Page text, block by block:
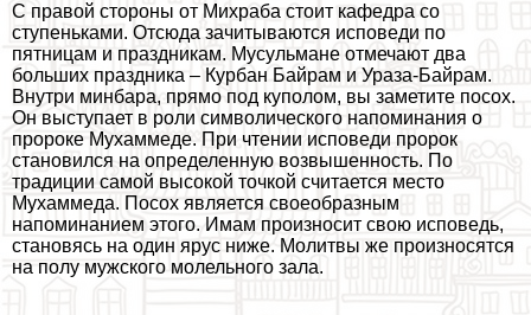
С правой стороны от Михpaба стоит кафедра со
ступеньками. Отсюда зачитываются исповеди по
пятницам и праздникам. Мусульмане отмечают два
больших праздника – Курбан Байрам и Ураза-Байрам.
Внутри минбара, прямо под куполом, вы заметите посох.
Он выступает в роли символического напоминания о
пророке Мухаммеде. При чтении исповеди пророк
становился на определенную возвышенность. По
традиции самой высокой точкой считается место
Мухаммеда. Посох является своеобразным
напоминанием этого. Имам произносит свою исповедь,
становясь на один ярус ниже. Молитвы же произносятся
на полу мужского молельного зала.